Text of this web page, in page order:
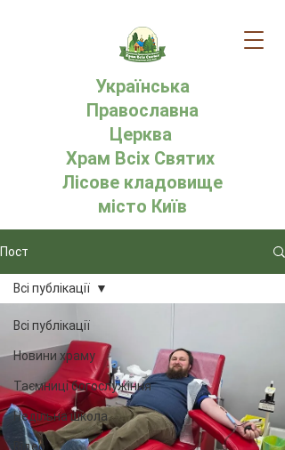
Українська
Православна
Церква
Храм Всіх Святих
Лісове кладовище
місто Київ
Пост
Всі публікації
Новини храму
Таємниці богослужіння
Недільна школа
Відео
Всі публікації